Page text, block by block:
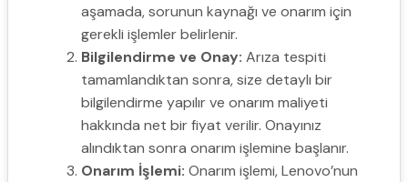
aşamada, sorunun kaynağı ve onarım için
gerekli işlemler belirlenir.
Bilgilendirme ve Onay: Arıza tespiti
tamamlandıktan sonra, size detaylı bir
bilgilendirme yapılır ve onarım maliyeti
hakkında net bir fiyat verilir. Onayınız
alındıktan sonra onarım işlemine başlanır.
Onarım İşlemi: Onarım işlemi, Lenovo’nun